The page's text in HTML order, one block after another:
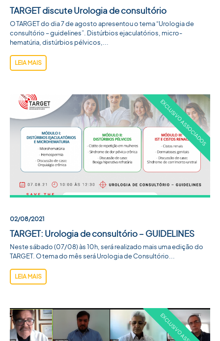
TARGET discute Urologia de consultório
O TARGET do dia 7 de agosto apresentou o tema “Urologia de
consultório – guidelines”. Distúrbios ejaculatórios, micro-
hematúria, distúrbios pélvicos,...
LEIA MAIS
02/08/2021
TARGET: Urologia de consultório – GUIDELINES
Neste sábado (07/08) às 10h, será realizado mais uma edição do
TARGET. O tema do mês será Urologia de Consultório...
LEIA MAIS